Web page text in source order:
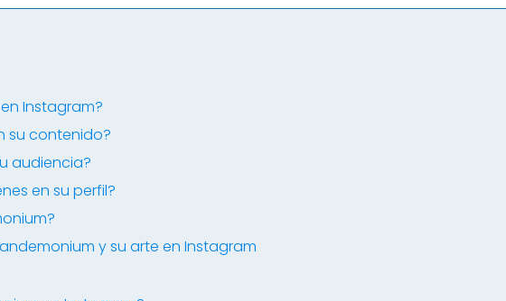
Instagram?
su contenido?
audiencia?
en su perfil?
y su arte en Instagram